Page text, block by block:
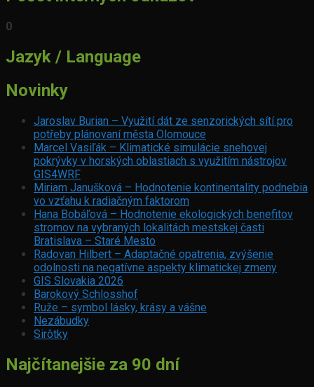
0
Jazyk / Language
Novinky
Jaroslav Burian – Využití dát ze senzorických sítí pro
potřeby plánovaní města Olomouce
Marcel Vasiľák – Klimatické simulácie snehovej
pokrývky v horských oblastiach s využitím nástrojov
GIS4WRF
Miriam Janušková – Hodnotenie kontinentality podnebia
vo vzťahu k radiačným faktorom
Hana Bobáľová – Hodnotenie ekologických benefitov
stromov na vybraných lokalitách mestskej časti
Bratislava – Staré Mesto
Radovan Hilbert – Adaptačné opatrenia, zvýšenie
odolnosti na negatívne aspekty klimatickej zmeny
GIS Slovakia 2026
Barokový Schlosshof
Ruže – symbol lásky, krásy a vášne
Nezábudky
Sirôtky
Najčítanejšie za 90 dní